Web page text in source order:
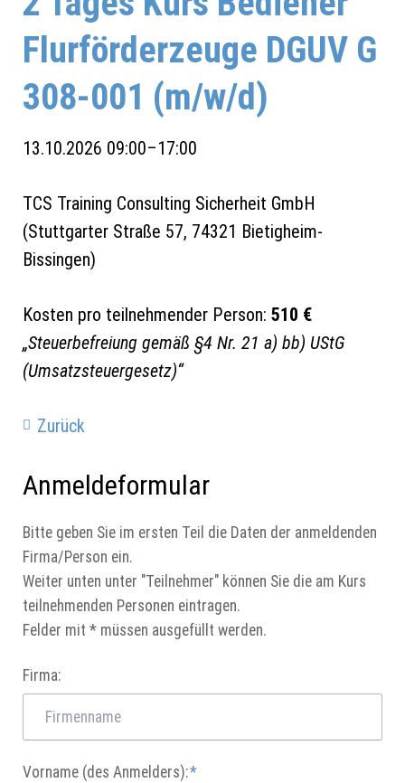
Flurförderzeuge DGUV G
308-001 (m/w/d)
13.10.2026 09:00–17:00
TCS Training Consulting Sicherheit GmbH
(Stuttgarter Straße 57, 74321 Bietigheim-
Bissingen)
Kosten pro teilnehmender Person: 510 €
„Steuerbefreiung gemäß §4 Nr. 21 a) bb) UStG
(Umsatzsteuergesetz)“
Zurück
Anmeldeformular
Bitte geben Sie im ersten Teil die Daten der anmeldenden
Firma/Person ein.
Weiter unten unter "Teilnehmer" können Sie die am Kurs
teilnehmenden Personen eintragen.
Felder mit * müssen ausgefüllt werden.
Firma:
Pflichtfeld
Vorname (des Anmelders):*